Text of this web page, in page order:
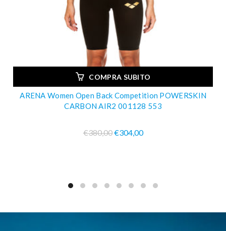
COMPRA SUBITO
ARENA Women Open Back Competition POWERSKIN
CARBON AIR2 001128 553
€380,00€304,00